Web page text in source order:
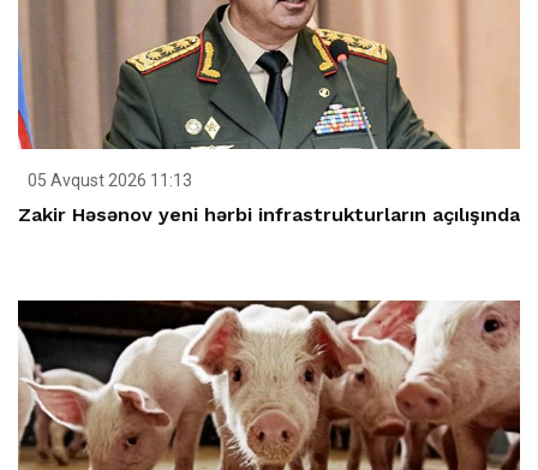
05 Avqust 2026 11:13
Zakir Həsənov yeni hərbi infrastrukturların açılışında